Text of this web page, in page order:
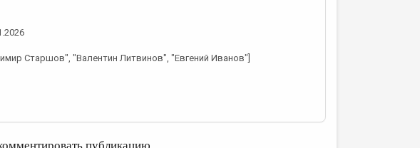
Старшов", "Валентин Литвинов", "Евгений Иванов"]